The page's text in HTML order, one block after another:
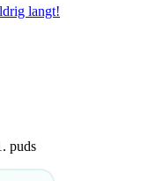
langt!
puds